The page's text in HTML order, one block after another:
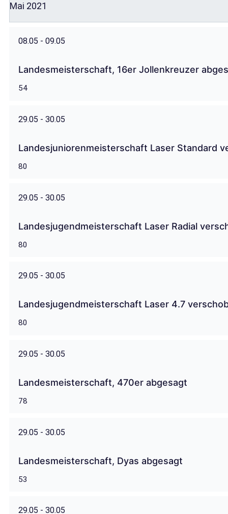
Mai 2021
08.05 - 09.05
Landesmeisterschaft, 16er Jollenkreuzer
54
29.05 - 30.05
Landesjuniorenmeisterschaft Laser Standard
80
29.05 - 30.05
Landesjugendmeisterschaft Laser Radial
80
29.05 - 30.05
Landesjugendmeisterschaft Laser 4.7
80
29.05 - 30.05
Landesmeisterschaft, 470er abgesagt
78
29.05 - 30.05
Landesmeisterschaft, Dyas abgesagt
53
29.05 - 30.05